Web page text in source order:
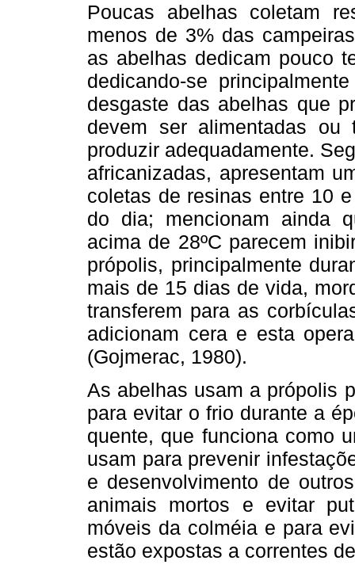
Poucas abelhas coletam
menos de 3% das
as abelhas dedicam pouco
dedicando-se
desgaste das abelhas que
devem ser alimentadas
produzir adequadamente.
africanizadas, apresentam
coletas de resinas entre 10
do dia; mencionam ainda
acima de 28ºC parecem
própolis, principalmente
mais de 15 dias de vida,
transferem para as
adicionam cera e esta
(Gojmerac, 1980).
As abelhas usam a própolis
para evitar o frio durante a
quente, que funciona como
usam para prevenir
e desenvolvimento de
animais mortos e evitar
móveis da colméia e para
estão expostas a correntes